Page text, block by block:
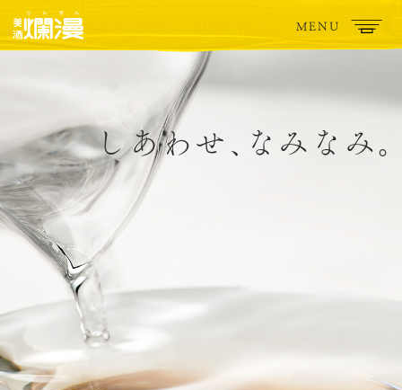
MENU
MENU
しあわせ 、なみなみ